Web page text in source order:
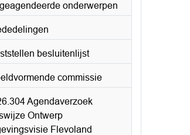
onderwerpen
besluitenlijst
commissie
Agendaverzoek
Ontwerp
Flevoland